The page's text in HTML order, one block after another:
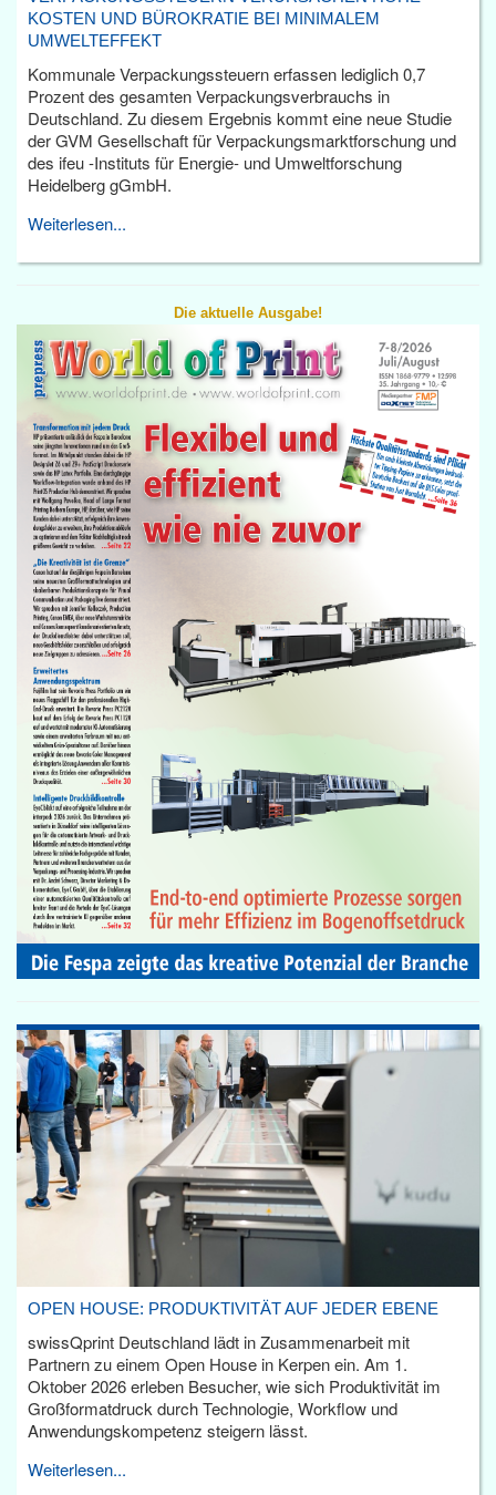
KOSTEN UND BÜROKRATIE BEI MINIMALEM
UMWELTEFFEKT
Kommunale Verpackungssteuern erfassen lediglich 0,7
Prozent des gesamten Verpackungsverbrauchs in
Deutschland. Zu diesem Ergebnis kommt eine neue Studie
der GVM Gesellschaft für Verpackungsmarktforschung und
des ifeu -Instituts für Energie- und Umweltforschung
Heidelberg gGmbH.
Weiterlesen...
Die aktuelle Ausgabe!
OPEN HOUSE: PRODUKTIVITÄT AUF JEDER EBENE
swissQprint Deutschland lädt in Zusammenarbeit mit
Partnern zu einem Open House in Kerpen ein. Am 1.
Oktober 2026 erleben Besucher, wie sich Produktivität im
Großformatdruck durch Technologie, Workflow und
Anwendungskompetenz steigern lässt.
Weiterlesen...